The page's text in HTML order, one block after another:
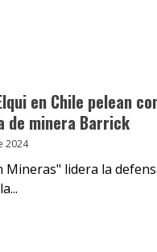
en Chile pelean
de minera Barrick
2024
Mineras" lidera la